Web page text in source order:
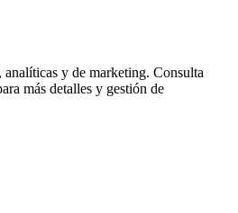
y de marketing. Consulta
más detalles y gestión de